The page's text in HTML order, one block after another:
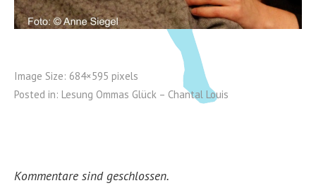
Image Size: 684×595 pixels
Posted in: Lesung Ommas Glück – Chantal Louis
Kommentare sind geschlossen.